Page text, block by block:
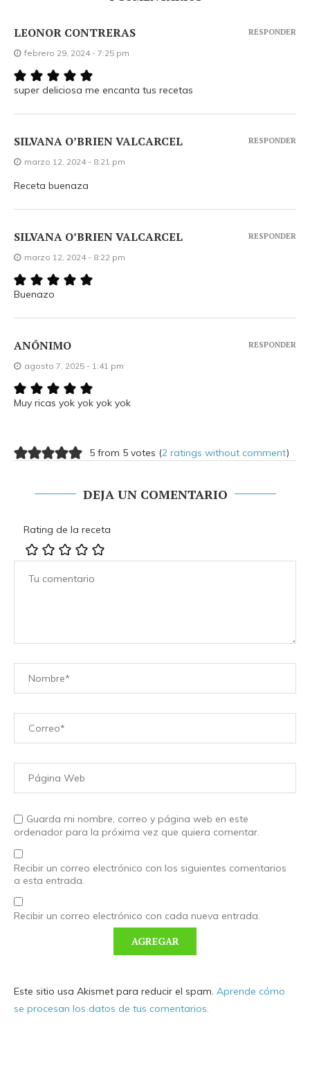
LEONOR CONTRERAS
febrero 29, 2024 - 7:25 pm
super deliciosa me encanta tus recetas
RESPONDER
SILVANA O’BRIEN VALCARCEL
marzo 12, 2024 - 8:21 pm
Receta buenaza
RESPONDER
SILVANA O’BRIEN VALCARCEL
marzo 12, 2024 - 8:22 pm
Buenazo
RESPONDER
ANÓNIMO
agosto 7, 2025 - 1:41 pm
Muy ricas yok yok yok yok
RESPONDER
5 from 5 votes (2 ratings without comment)
DEJA UN COMENTARIO
Rating de la receta
Guarda mi nombre, correo y página web en este
ordenador para la próxima vez que quiera comentar.
Recibir un correo electrónico con los siguientes comentarios
a esta entrada.
Recibir un correo electrónico con cada nueva entrada.
Este sitio usa Akismet para reducir el spam. Aprende cómo
se procesan los datos de tus comentarios.